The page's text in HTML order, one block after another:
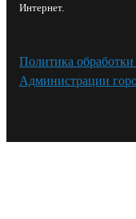
Интернет.
Политика
Администрации